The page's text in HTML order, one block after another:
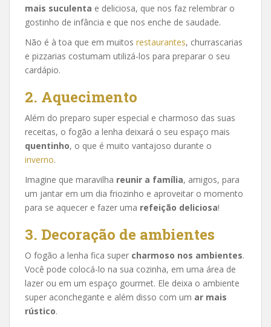
mais suculenta e deliciosa, que nos faz relembrar o
gostinho de infância e que nos enche de saudade.
Não é à toa que em muitos restaurantes, churrascarias
e pizzarias costumam utilizá-los para preparar o seu
cardápio.
2. Aquecimento
Além do preparo super especial e charmoso das suas
receitas, o fogão a lenha deixará o seu espaço mais
quentinho, o que é muito vantajoso durante o
inverno.
Imagine que maravilha reunir a família, amigos, para
um jantar em um dia friozinho e aproveitar o momento
para se aquecer e fazer uma refeição deliciosa!
3. Decoração de ambientes
O fogão a lenha fica super charmoso nos ambientes.
Você pode colocá-lo na sua cozinha, em uma área de
lazer ou em um espaço gourmet. Ele deixa o ambiente
super aconchegante e além disso com um ar mais
rústico.